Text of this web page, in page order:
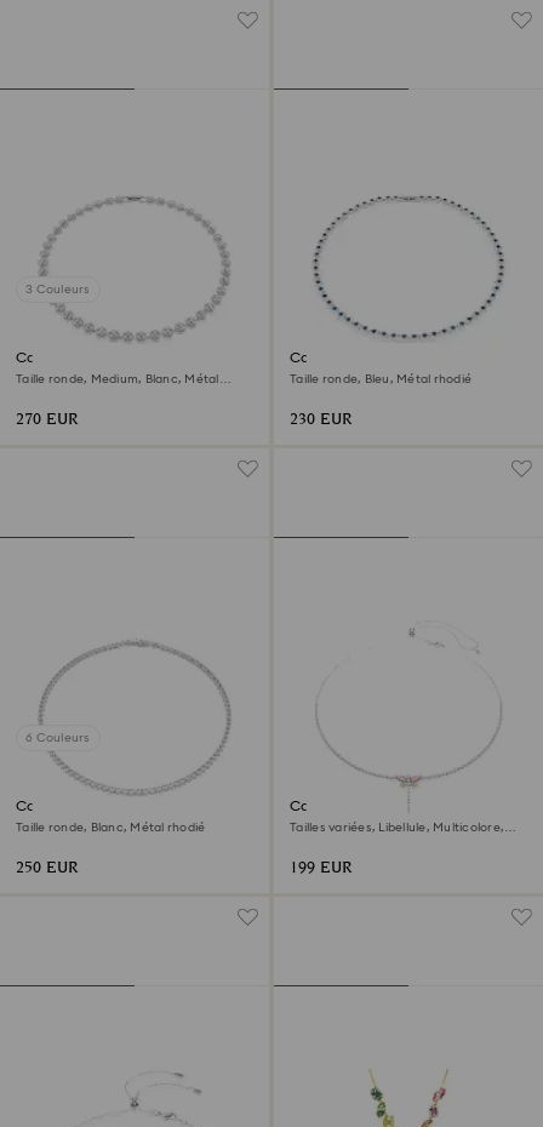
3 Couleurs
Collier Una Angelic
Taille ronde, Medium, Blanc, Métal
270 EUR
Collier Una Angelic
Taille ronde, Bleu, Métal rhodié
230 EUR
6 Couleurs
Collier Matrix Tennis
Taille ronde, Blanc, Métal rhodié
250 EUR
Collier en Y Ariana Grande x
Swarovski
Tailles variées, Libellule, Multicolore,
199 EUR